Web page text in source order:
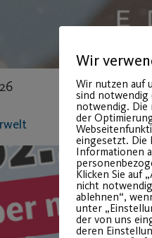
Wir
Wir nutzen auf
sind notwendig
notwendig. Die
der
eingesetzt. Die
Informationen
Klicken Sie auf
nicht
ablehnen“,
unter
der von uns
deren